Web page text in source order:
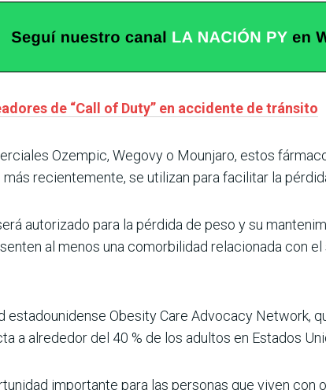
de “Call of Duty” en accidente de tránsito
Ozempic, Wegovy o Mounjaro, estos
recientemente, se utilizan para facilitar la
autorizado para la pérdida de peso y su
al menos una comorbilidad relacionada con
estadounidense Obesity Care Advocacy Network,
a alrededor del 40 % de los adultos en Estados
importante para las personas que viven con